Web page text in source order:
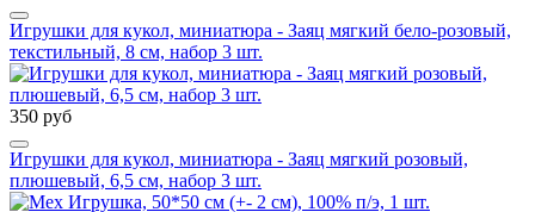
Игрушки для кукол, миниатюра - Заяц мягкий бело-розовый,
текстильный, 8 см, набор 3 шт.
350 руб
Игрушки для кукол, миниатюра - Заяц мягкий розовый,
плюшевый, 6,5 см, набор 3 шт.